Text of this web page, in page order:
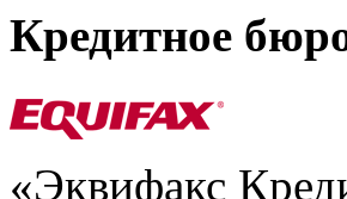
Кредитное
«Эквифакс